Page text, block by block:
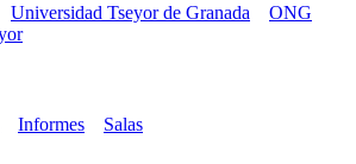
Universidad Tseyor de Granada
ONG
Informes
Salas